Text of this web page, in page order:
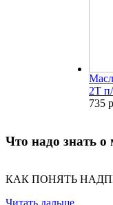
2Т
735
Что надо знать о
КАК ПОНЯТЬ
Читать дальше...